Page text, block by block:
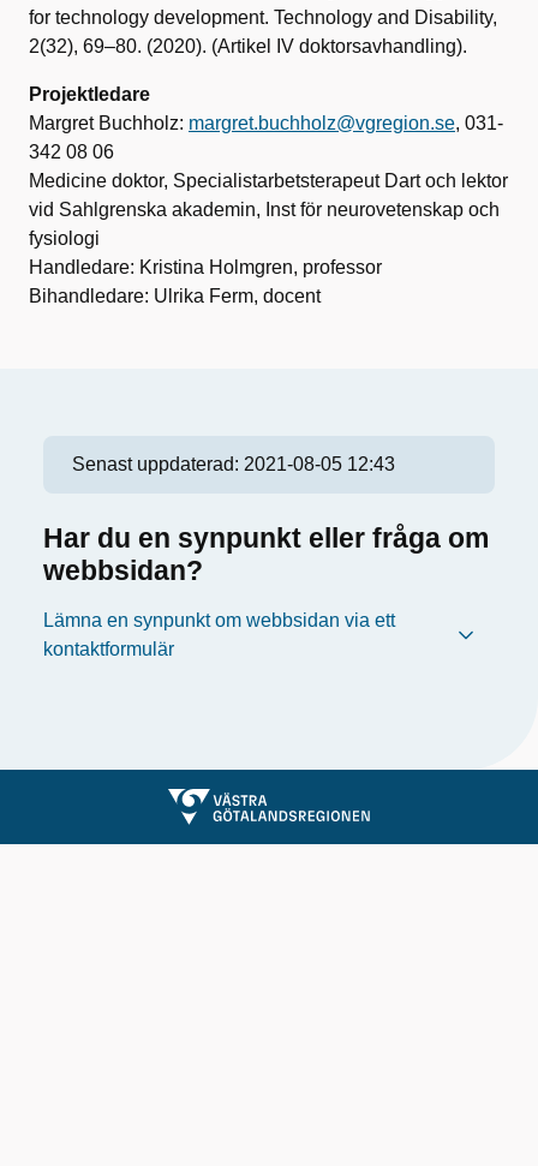
for technology development. Technology and Disability,
2(32), 69–80. (2020). (Artikel IV doktorsavhandling).
Projektledare
Margret Buchholz: margret.buchholz@vgregion.se, 031-
342 08 06
Medicine doktor, Specialistarbetsterapeut Dart och lektor
vid Sahlgrenska akademin, Inst för neurovetenskap och
fysiologi
Handledare: Kristina Holmgren, professor
Bihandledare: Ulrika Ferm, docent
Senast uppdaterad: 2021-08-05 12:43
Har du en synpunkt eller fråga om
webbsidan?
Lämna en synpunkt om webbsidan via ett
kontaktformulär